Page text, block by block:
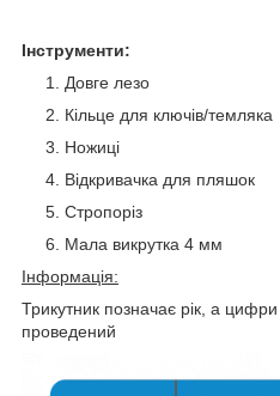
Інструменти:
Довге лезо
Кільце для ключів/темляка
Ножиці
Відкривачка для пляшок
Стропоріз
Мала викрутка 4 мм
Інформація:
Трикутник позначає рік, а
проведений